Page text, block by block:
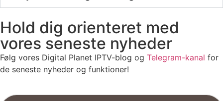
Hold dig orienteret med
vores seneste nyheder
Følg vores Digital Planet IPTV-blog og Telegram-kanal for
de seneste nyheder og funktioner!